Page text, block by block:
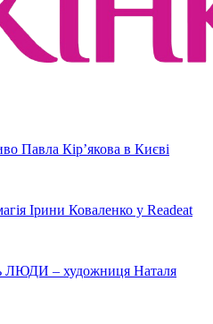
Павла Кір’якова в Києві
Ірини Коваленко у Readeat
ЛЮДИ – художниця Наталя